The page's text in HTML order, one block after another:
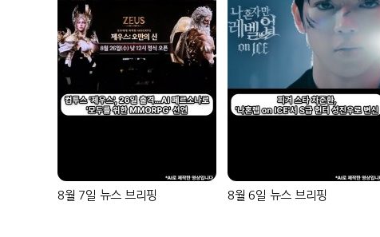
8월 7일 뉴스 브리핑 8월 6일 뉴스 브리핑